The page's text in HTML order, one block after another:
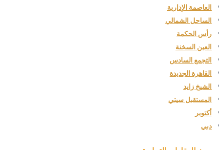
العاصمة الإدارية
الساحل الشمالي
رأس الحكمة
العين السخنة
التجمع السادس
القاهرة الجديدة
الشيخ زايد
المستقبل سيتي
أكتوبر
دبي